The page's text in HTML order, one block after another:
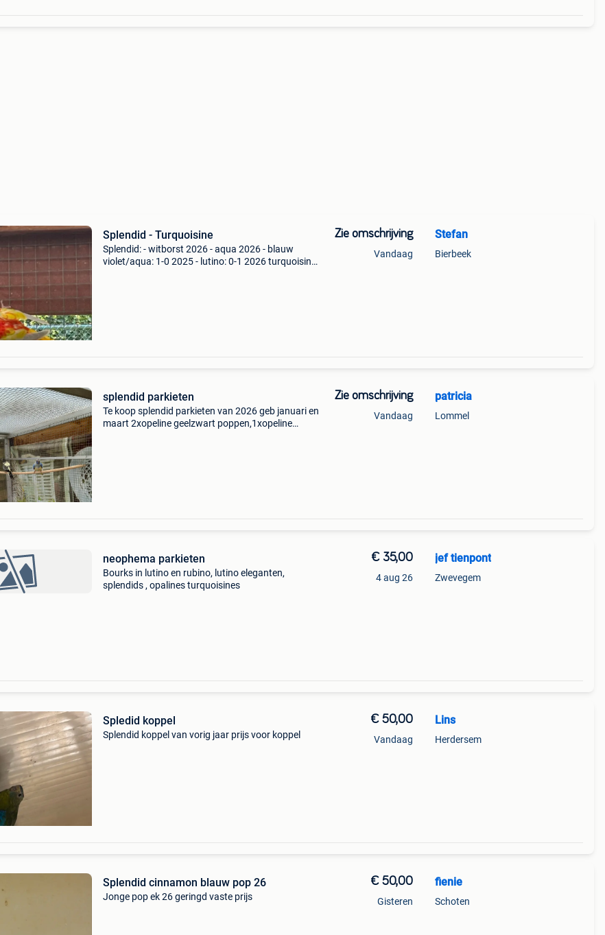
Splendid - Turquoisine
Splendid: - witborst 2026 - aqua 2026 - blauw
violet/aqua: 1-0 2025 - lutino: 0-1 2026 turquoisine:
Zie omschrijving
Vandaag
Stefan
Bierbeek
splendid parkieten
Te koop splendid parkieten van 2026 geb januari en
maart 2xopeline geelzwart poppen,1xopeline
Zie omschrijving
Vandaag
patricia
Lommel
neophema parkieten
Bourks in lutino en rubino, lutino eleganten,
splendids , opalines turquoisines
€ 35,00
4 aug 26
jef tienpont
Zwevegem
Spledid koppel
Splendid koppel van vorig jaar prijs voor koppel
€ 50,00
Vandaag
Lins
Herdersem
Splendid cinnamon blauw pop 26
Jonge pop ek 26 geringd vaste prijs
€ 50,00
Gisteren
fienie
Schoten